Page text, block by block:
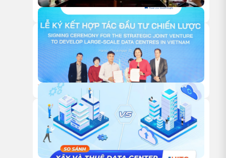
18/05/2026
HITC TRAO TẶNG 1 TỶ ĐỒNG HỖ TRỢ HOẠT ĐỘNG NGHIÊN
CỨU KHOA HỌC CỦA VUSTA
18/12/2025
HỘI NGHỊ KHÁCH HÀNG HITC 2025 – VỮNG BƯỚC ĐỒNG
HÀNH, VƯƠN XA CÙNG HẠ TẦNG XANH